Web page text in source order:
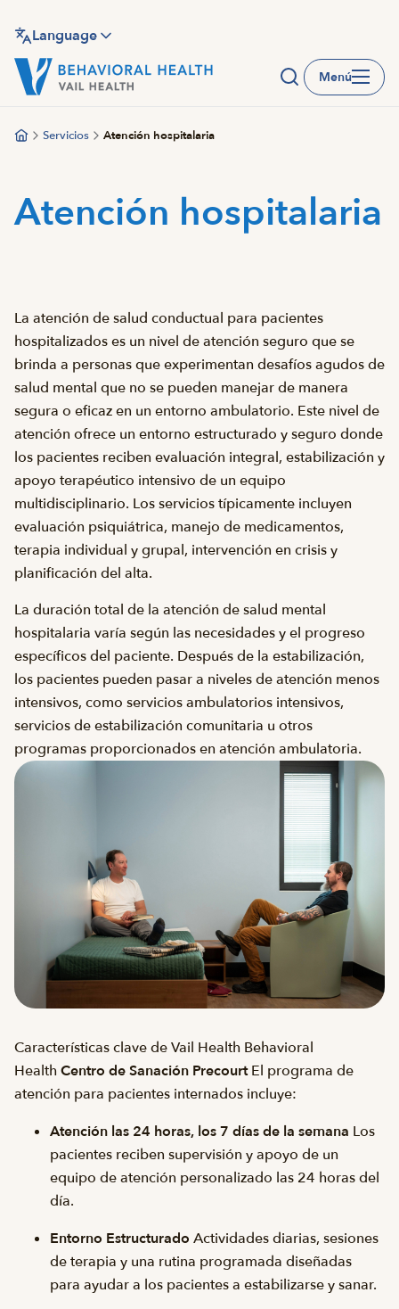
contenido
principal
Language
Menú
Servicios Atención hospitalaria
Atención hospitalaria
La atención de salud conductual para pacientes
hospitalizados es un nivel de atención seguro que se
brinda a personas que experimentan desafíos agudos de
salud mental que no se pueden manejar de manera
segura o eficaz en un entorno ambulatorio. Este nivel de
atención ofrece un entorno estructurado y seguro donde
los pacientes reciben evaluación integral, estabilización y
apoyo terapéutico intensivo de un equipo
multidisciplinario. Los servicios típicamente incluyen
evaluación psiquiátrica, manejo de medicamentos,
terapia individual y grupal, intervención en crisis y
planificación del alta.
La duración total de la atención de salud mental
hospitalaria varía según las necesidades y el progreso
específicos del paciente. Después de la estabilización,
los pacientes pueden pasar a niveles de atención menos
intensivos, como servicios ambulatorios intensivos,
servicios de estabilización comunitaria u otros
programas proporcionados en atención ambulatoria.
Características clave de Vail Health Behavioral
Health Centro de Sanación PrecourtEl programa de
atención para pacientes internados incluye:
Atención las 24 horas, los 7 días de la semana Los
pacientes reciben supervisión y apoyo de un
equipo de atención personalizado las 24 horas del
día.
Entorno Estructurado Actividades diarias, sesiones
de terapia y una rutina programada diseñadas
para ayudar a los pacientes a estabilizarse y sanar.